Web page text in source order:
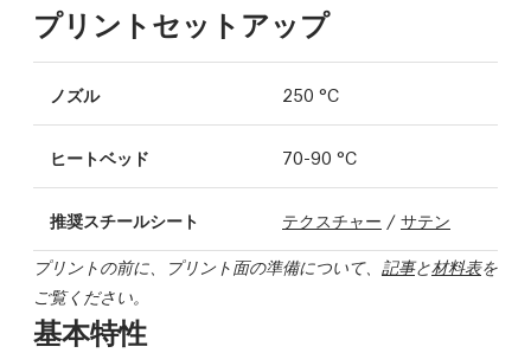
プリントセットアップ
ノズル 250 °C
ヒートベッド 70-90 °C
推奨スチールシート テクスチャー / サテン
プリントの前に、プリント面の準備について、 記事と材料表を
ご覧ください。
基本特性